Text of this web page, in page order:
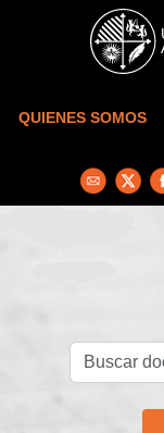
Skip to main content
QUIENES SOMOS